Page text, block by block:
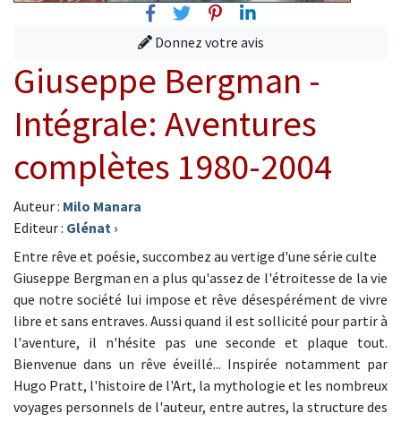
FacebookTwitterPinterest
Linkedin
Donnez votre avis
Giuseppe Bergman -
Intégrale: Aventures
complètes 1980-2004
Auteur : Milo Manara
Editeur : Glénat ›
Entre rêve et poésie, succombez au vertige d'une série culte
Giuseppe Bergman en a plus qu'assez de l'étroitesse de la vie
que notre société lui impose et rêve désespérément de vivre
libre et sans entraves. Aussi quand il est sollicité pour partir à
l'aventure, il n'hésite pas une seconde et plaque tout.
Bienvenue dans un rêve éveillé... Inspirée notamment par
Hugo Pratt, l'histoire de l'Art, la mythologie et les nombreux
voyages personnels de l'auteur, entre autres, la structure des